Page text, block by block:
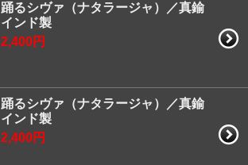
踊るシヴァ（ナタラージャ）／真鍮
インド製
2,400円
踊るシヴァ（ナタラージャ）／真鍮
インド製
2,400円